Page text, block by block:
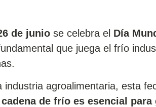
de juniose celebra el Día
que juega el frío
industria agroalimentaria, esta
cadena de frío es esencial